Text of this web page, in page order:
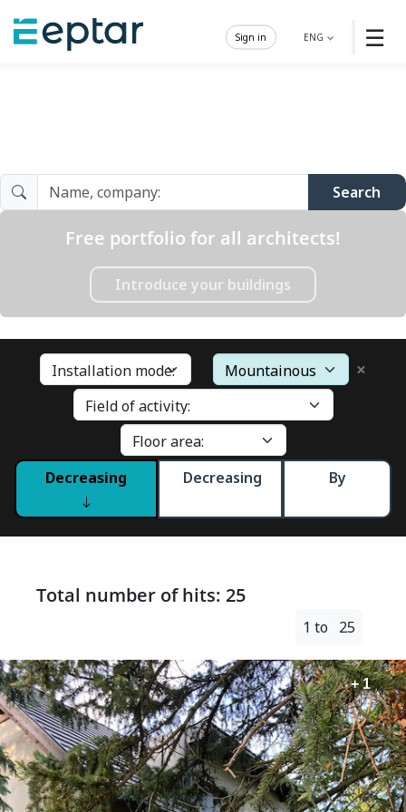
☰
ENG
Sign in
Search
Free portfolio for all architects!
Introduce your buildings
×
Decreasing Decreasing By
Total number of hits: 25
1 to 25
+ 1